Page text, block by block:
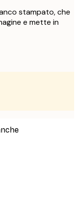
stampato, che
e mette in